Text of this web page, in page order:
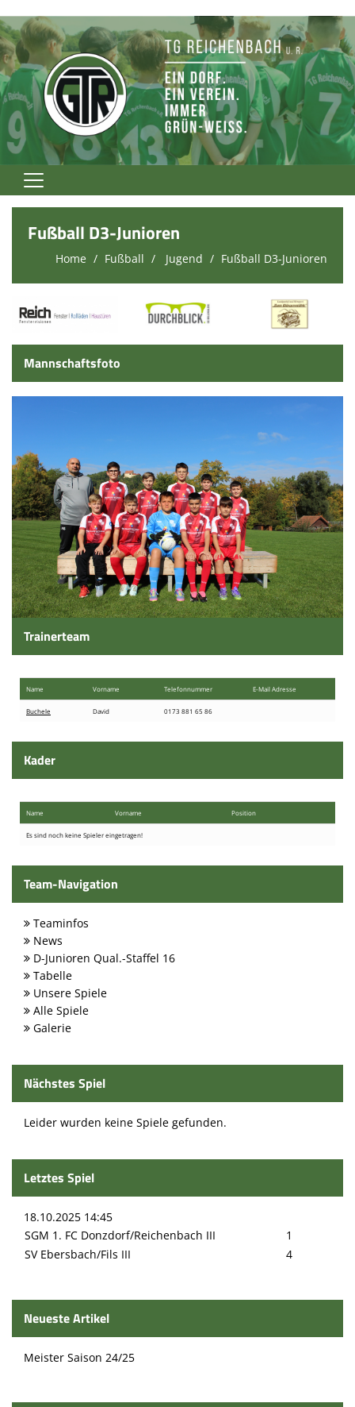
Home
TG Rockt!
Verein
Fußball
Volleyball
Sport - Kids
Leichtathletik
Sport - Frauen
Sport - Mixed
Sport - Männer
Moschdschlozer
Sponsoren
Trainingszeiten
Spielstätten
Kontaktformular
Fußball D3-Junioren
Home Fußball Jugend Fußball D3-Junioren
Mannschaftsfoto
Trainerteam
Name Vorname Telefon​nummer E-Mail Adresse
Buchele David 0173 881 65 86
Kader
Name Vorname Position
Es sind noch keine Spieler eingetragen!
Team-Navigation
Teaminfos
News
D-Junioren Qual.-Staffel 16
Tabelle
Unsere Spiele
Alle Spiele
Galerie
Nächstes Spiel
Leider wurden keine Spiele gefunden.
Letztes Spiel
18.10.2025 14:45
SGM 1. FC Donzdorf/Reichenbach III
1
SV Ebersbach/Fils III
4
Neueste Artikel
Meister Saison 24/25